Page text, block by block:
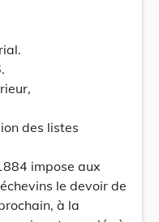
des listes
impose aux
le devoir de
à la